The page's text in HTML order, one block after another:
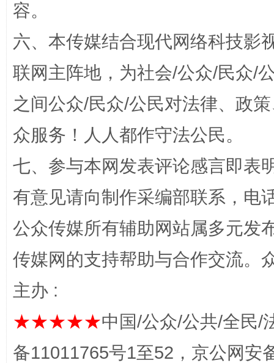
完善运行机制助力责任有效落实 一纸欠
容。
六、本传媒结合现代网络科技影
联网主阵地，为社会/公众/民众/
之间公众/民众/公民对法律、政
众服务！人人都作守法公民。
七、参与本网发表评论感言即表
有意见请向制作采编部联系，电
公众传媒所有辅助网站属多元发
传媒网的支持帮助与合作交流。
主办 :
★★★★★中国/公众/公共/全民/
备11011765号1至52，京公网安